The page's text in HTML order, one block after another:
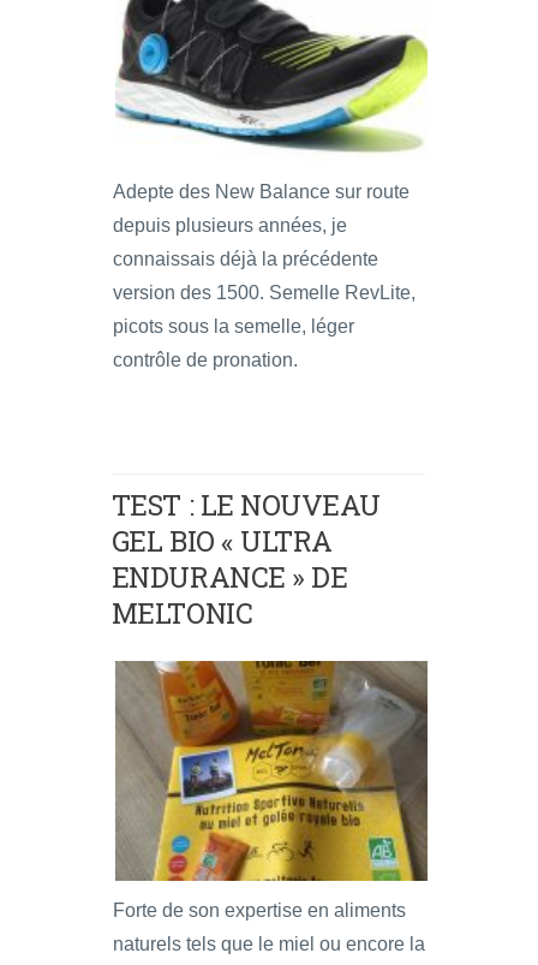
Adepte des New Balance sur route
depuis plusieurs années, je
connaissais déjà la précédente
version des 1500. Semelle RevLite,
picots sous la semelle, léger
contrôle de pronation.
TEST : LE NOUVEAU
GEL BIO « ULTRA
ENDURANCE » DE
MELTONIC
Forte de son expertise en aliments
naturels tels que le miel ou encore la